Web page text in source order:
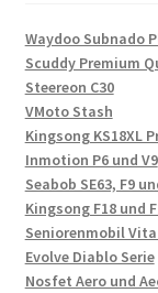
Waydoo Subnado
Scuddy Premium
Steereon C30
VMoto Stash
Kingsong KS18XL
Inmotion P6 und V9
Seabob SE63, F9
Kingsong F18 und
Seniorenmobil Vita
Evolve Diablo Serie
Nosfet Aero und